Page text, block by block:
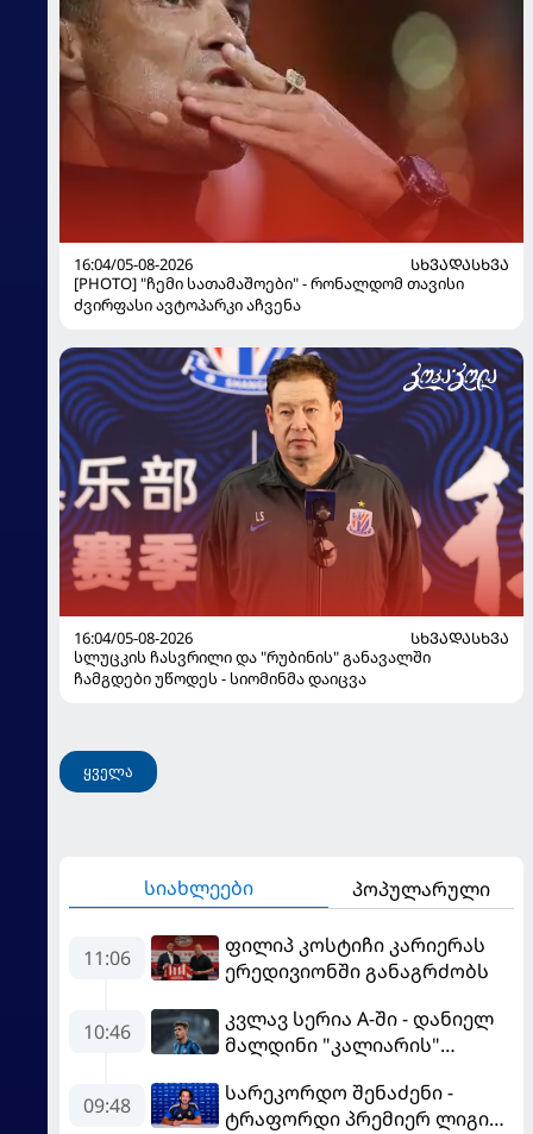
16:04/05-08-2026
ᲡᲮᲕᲐᲓᲐᲡᲮᲕᲐ
[PHOTO] "ჩემი სათამაშოები" - რონალდომ თავისი
ძვირფასი ავტოპარკი აჩვენა
16:04/05-08-2026
ᲡᲮᲕᲐᲓᲐᲡᲮᲕᲐ
სლუცკის ჩასვრილი და "რუბინის" განავალში
ჩამგდები უწოდეს - სიომინმა დაიცვა
ყველა
სიახლეები პოპულარული
11:06
ფილიპ კოსტიჩი კარიერას
ერედივიონში განაგრძობს
10:46
კვლავ სერია A-ში - დანიელ
მალდინი "კალიარის"
09:48
სარეკორდო შენაძენი -
ტრაფორდი პრემიერ ლიგის